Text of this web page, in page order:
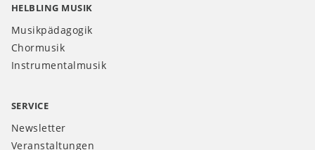
HELBLING MUSIK
Musikpädagogik
Chormusik
Instrumentalmusik
SERVICE
Newsletter
Veranstaltungen